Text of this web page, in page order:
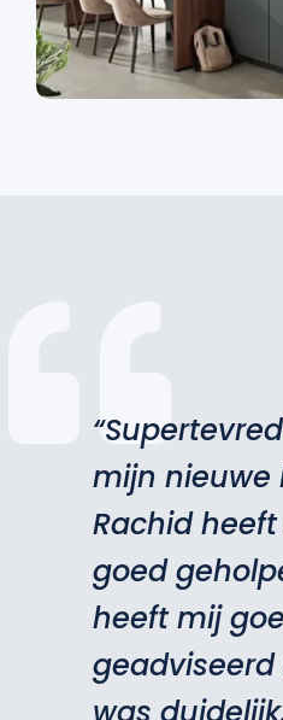
mijn nieuwe
Rachid
goed
heeft mij
geadviseerd